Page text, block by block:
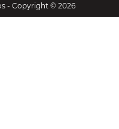
- Copyright © 2026